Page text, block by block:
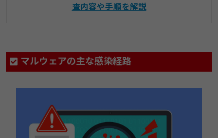
査内容や手順を解説
マルウェアの主な感染経路